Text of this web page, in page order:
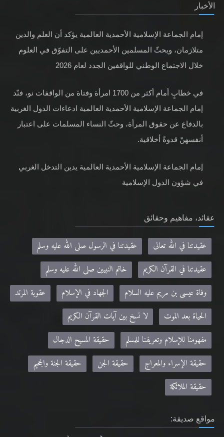
الأخبار
إمام الجماعة الإسلامية الأحمدية العالمية يؤكد أن العلم والدين
متلازمان، ويحثّ المسلمين الأحمديين على التفوّق في العلوم
خلال الاجتماع الوطني للواقفين الجدد لعام 2026
في خطابٍ أمام أكثر من 1700 امرأة وفتاة من الواقفات نو، فنّد
إمام الجماعة الإسلامية الأحمدية العالمية ادعاءات الدول الغربية
بالدفاع عن حقوق المرأة، وحثّ النساء المسلمات على اعتبار
أنفسهنّ قدوةً أخلاقية.
إمام الجماعة الإسلامية الأحمدية العالمية يدين التدخل الغربي
في شؤون الدول الإسلامية
عقائد، مفاهيم وحقائق
عقيدتنا في الله تعالى
عقيدتنا في الرسول صلى الله عليه وسلم
عقيدتنا في القرآن الكريم
خاتم النبيين صلى الله عليه وسلم
وفاة عيسى بن مريم عليه السلام
الجهاد في الإسلام
عقوبة المرتد
الحياة بعد الموت
لا نسخ بين آيات القرآن الكريم
مفهومنا للإسلام وتعريفنا للمسلم
حقيقة المسيح الدجال
حقيقة الإسراء والمعراج
حقيقة الجن
حقيقة الجنة والجحيم
حقيقة الملائكة
مواقع صديقة: